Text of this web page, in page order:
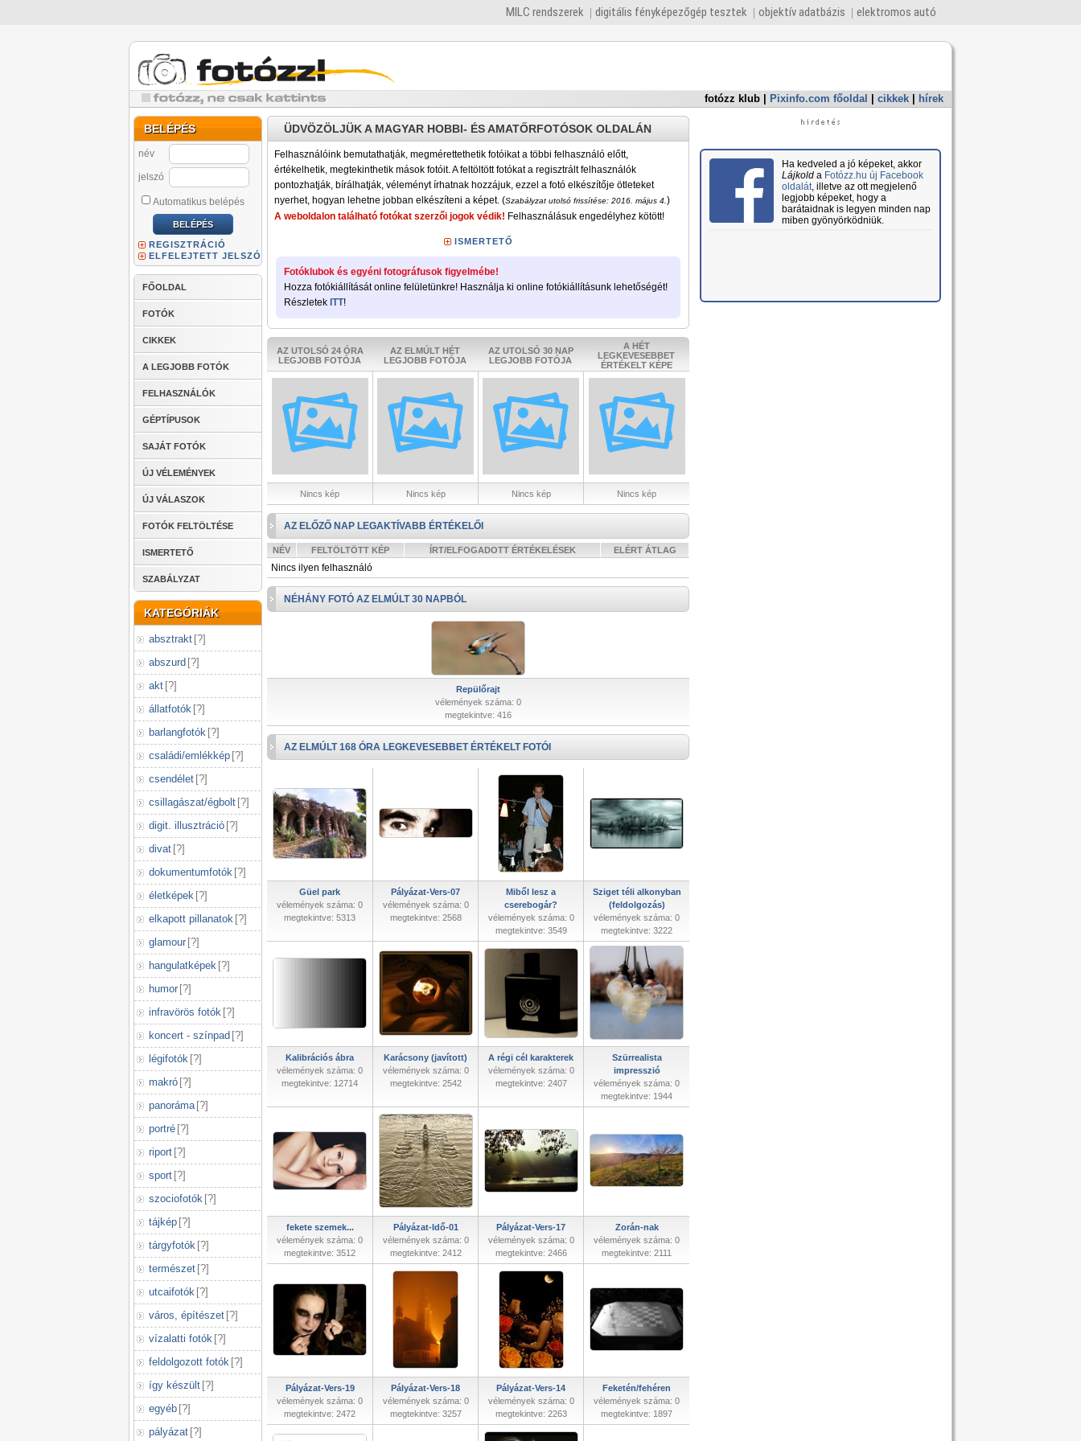
MILC rendszerek digitális fényképezőgép tesztek objektív adatbázis elektromos autó
fotózz klub Pixinfo.com főoldal cikkek hírek
BELÉPÉS
név
jelszó
Automatikus belépés
REGISZTRÁCIÓ
ELFELEJTETT JELSZÓ
FŐOLDAL
FOTÓK
CIKKEK
A LEGJOBB FOTÓK
FELHASZNÁLÓK
GÉPTÍPUSOK
SAJÁT FOTÓK
ÚJ VÉLEMÉNYEK
ÚJ VÁLASZOK
FOTÓK FELTÖLTÉSE
ISMERTETŐ
SZABÁLYZAT
KATEGÓRIÁK
absztrakt [?]
abszurd [?]
akt [?]
állatfotók [?]
barlangfotók [?]
családi/emlékkép [?]
csendélet [?]
csillagászat/égbolt [?]
digit. illusztráció [?]
divat [?]
dokumentumfotók [?]
életképek [?]
elkapott pillanatok [?]
glamour [?]
hangulatképek [?]
humor [?]
infravörös fotók [?]
koncert - színpad [?]
légifotók [?]
makró [?]
panoráma [?]
portré [?]
riport [?]
sport [?]
szociofotók [?]
tájkép [?]
tárgyfotók [?]
természet [?]
utcaifotók [?]
város, építészet [?]
vízalatti fotók [?]
feldolgozott fotók [?]
így készült [?]
egyéb [?]
pályázat [?]
ÜDVÖZÖLJÜK A MAGYAR HOBBI- ÉS AMATŐRFOTÓSOK OLDALÁN
Felhasználóink bemutathatják, megmérettethetik fotóikat a többi felhasználó előtt,
értékelhetik, megtekinthetik mások fotóit. A feltöltött fotókat a regisztrált felhasználók
pontozhatják, bírálhatják, véleményt írhatnak hozzájuk, ezzel a fotó elkészítője ötleteket
nyerhet, hogyan lehetne jobban elkészíteni a képet. (Szabályzat utolsó frissítése: 2016. május 4. )
A weboldalon található fotókat szerzői jogok védik! Felhasználásuk engedélyhez kötött!
ISMERTETŐ
Fotóklubok és egyéni fotográfusok figyelmébe!
Hozza fotókiállítását online felületünkre! Használja ki online fotókiállításunk lehetőségét!
Részletek ITT!
AZ UTOLSÓ 24 ÓRA
LEGJOBB FOTÓJA
AZ ELMÚLT HÉT
LEGJOBB FOTÓJA
AZ UTOLSÓ 30 NAP
LEGJOBB FOTÓJA
A HÉT
LEGKEVESEBBET
ÉRTÉKELT KÉPE
Nincs kép Nincs kép Nincs kép Nincs kép
AZ ELŐZŐ NAP LEGAKTÍVABB ÉRTÉKELŐI
NÉV FELTÖLTÖTT KÉP ÍRT/ELFOGADOTT ÉRTÉKELÉSEK ELÉRT ÁTLAG
Nincs ilyen felhasználó
NÉHÁNY FOTÓ AZ ELMÚLT 30 NAPBÓL
Repülőrajt
vélemények száma: 0
megtekintve: 416
AZ ELMÚLT 168 ÓRA LEGKEVESEBBET ÉRTÉKELT FOTÓI
Güel park
vélemények száma: 0
megtekintve: 5313
Pályázat-Vers-07
vélemények száma: 0
megtekintve: 2568
Miből lesz a
cserebogár?
vélemények száma: 0
megtekintve: 3549
Sziget téli alkonyban
(feldolgozás)
vélemények száma: 0
megtekintve: 3222
Kalibrációs ábra
vélemények száma: 0
megtekintve: 12714
Karácsony (javított)
vélemények száma: 0
megtekintve: 2542
A régi cél karakterek
vélemények száma: 0
megtekintve: 2407
Szürrealista
impresszió
vélemények száma: 0
megtekintve: 1944
fekete szemek...
vélemények száma: 0
megtekintve: 3512
Pályázat-Idő-01
vélemények száma: 0
megtekintve: 2412
Pályázat-Vers-17
vélemények száma: 0
megtekintve: 2466
Zorán-nak
vélemények száma: 0
megtekintve: 2111
Pályázat-Vers-19
vélemények száma: 0
megtekintve: 2472
Pályázat-Vers-18
vélemények száma: 0
megtekintve: 3257
Pályázat-Vers-14
vélemények száma: 0
megtekintve: 2263
Feketén/fehéren
vélemények száma: 0
megtekintve: 1897
Ha kedveled a jó képeket, akkor
Lájkolda Fotózz.hu új Facebook
oldalát, illetve az ott megjelenő
legjobb képeket, hogy a
barátaidnak is legyen minden nap
miben gyönyörködniük.